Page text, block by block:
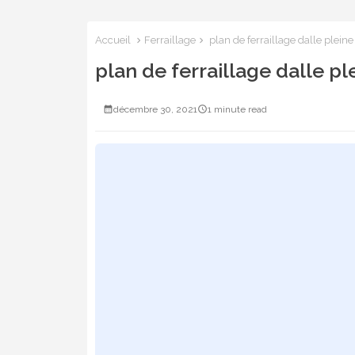
Accueil Ferraillage plan de ferraillage dalle
plan de ferraillage dalle
décembre 30, 2021 1 minute read